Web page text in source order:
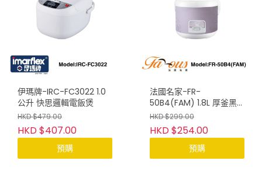
伊瑪牌-IRC-FC3022 1.0
公升 快思邏輯電飯煲
HKD $479.00
HKD $407.00
預購
法國名家-FR-
50B4(FAM) 1.8L 厚釜黑
晶西施電飯煲
HKD $299.00
HKD $254.00
預購